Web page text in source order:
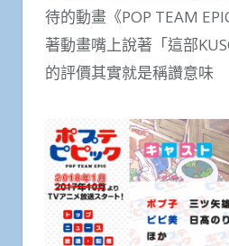
待的動畫《POP TEAM
著動畫嘴上說著「這部
的評價其實就是稱讚意味